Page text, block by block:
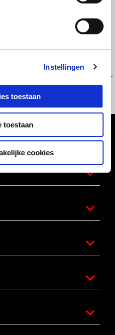
Instellingen
toestaan
toestaan
cookies
RAPID DASH AIR GLOVES
€ 59